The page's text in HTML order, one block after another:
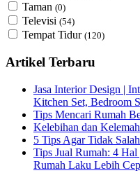
Taman (0)
Televisi (54)
Tempat Tidur (120)
Artikel Terbaru
Jasa Interior Design |
Kitchen Set, Bedroom
Tips Mencari Rumah
Kelebihan dan
5 Tips Agar Tidak
Tips Jual Rumah: 4
Rumah Laku Lebih